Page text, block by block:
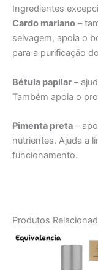
Ingredientes
Cardo mariano –
selvagem, apoia o
para a purificação
Bétula papilar –
Também apoia o
Pimenta preta –
nutrientes. Ajuda a
funcionamento.
Produtos